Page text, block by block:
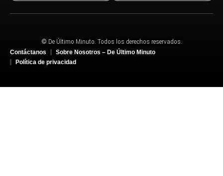
© De Último Minuto. Todos los derechos reservados.
Contáctanos
Sobre Nosotros – De Último Minuto
Política de privacidad